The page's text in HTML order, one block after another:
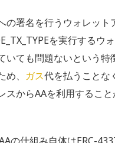
の署名を行うウォレット
を実行するウ
いても問題ないという特
、 ガス代を払うことな
スからAAを利用すること